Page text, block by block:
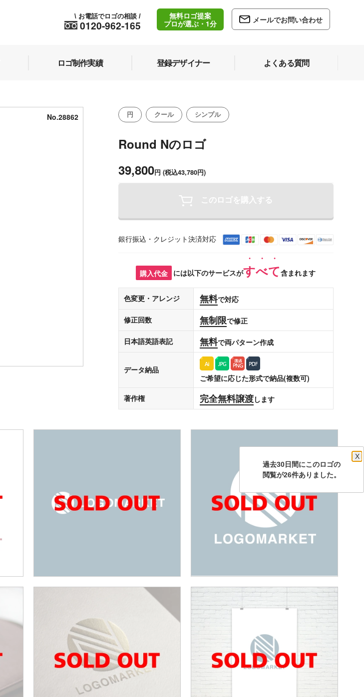
0120-962-165
\ お電話でロゴの相談 /
無料ロゴ提案
プロが選ぶ・1分
メールでお問い合わせ
ロゴ制作実績 登録デザイナー よくある質問
No.28862 円 クール シンプル
Round Nのロゴ
39,800円 (税込43,780円)
このロゴを購入する
銀行振込・クレジット決済対応
購入代金 には以下のサービスがすべて含まれます
色変更・アレンジ 無料で対応
修正回数 無制限で修正
日本語英語表記 無料で両パターン作成
データ納品
ご希望に応じた形式で納品(複数可)
著作権
完全無料譲渡します
過去30日間にこのロゴの
X
閲覧が26件ありました。